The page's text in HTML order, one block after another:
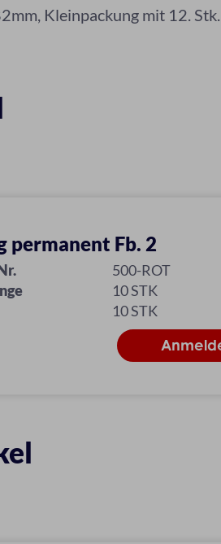
Kleinpackung mit 12. Stk.
permanent Fb. 2
500-ROT
10 STK
10 STK